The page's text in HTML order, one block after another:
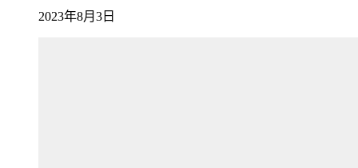
2023年8月3日